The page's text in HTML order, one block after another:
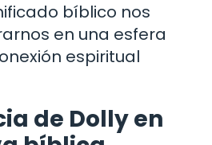
bíblico nos
en una esfera
espiritual
de Dolly en